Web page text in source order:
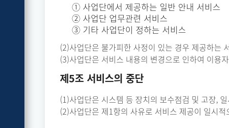
① 사업단에서 제공하는 일반 안내 서비스
② 사업단 업무관련 서비스
③ 기타 사업단이 정하는 서비스
(2)사업단은 불가피한 사정이 있는 경우 제공하는
(3)사업단은 서비스 내용의 변경으로 인하여 이용
제5조 서비스의 중단
(1)사업단은 시스템 등 장치의 보수점검 및 고장,
(2)사업단은 제1항의 사유로 서비스 제공이 일시